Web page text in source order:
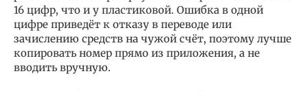
16 цифр, что и у пластиковой. Ошибка в одной
цифре приведёт к отказу в переводе или
зачислению средств на чужой счёт, поэтому лучше
копировать номер прямо из приложения, а не
вводить вручную.